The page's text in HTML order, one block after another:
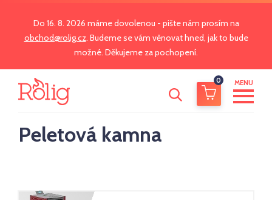
Do 16. 8. 2026 máme dovolenou - pište nám prosím na
obchod@rolig.cz. Budeme se vám věnovat hned, jak to bude
možné. Děkujeme za pochopení.
0 MENU
Peletová kamna